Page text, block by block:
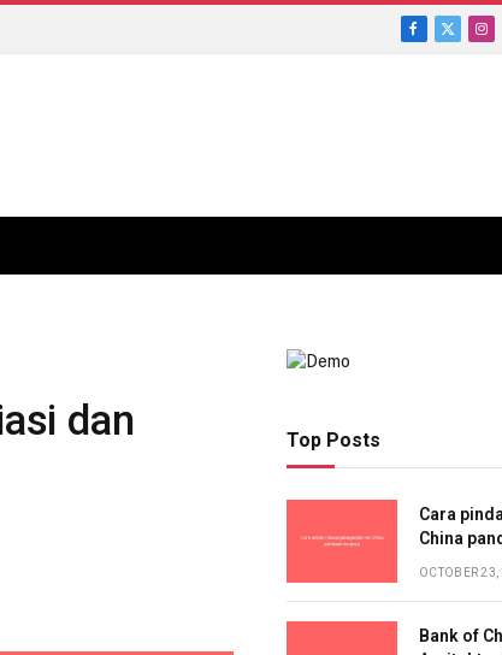
Facebook
X
dan
Top Posts
Cara
China
OCTOBER
Bank of